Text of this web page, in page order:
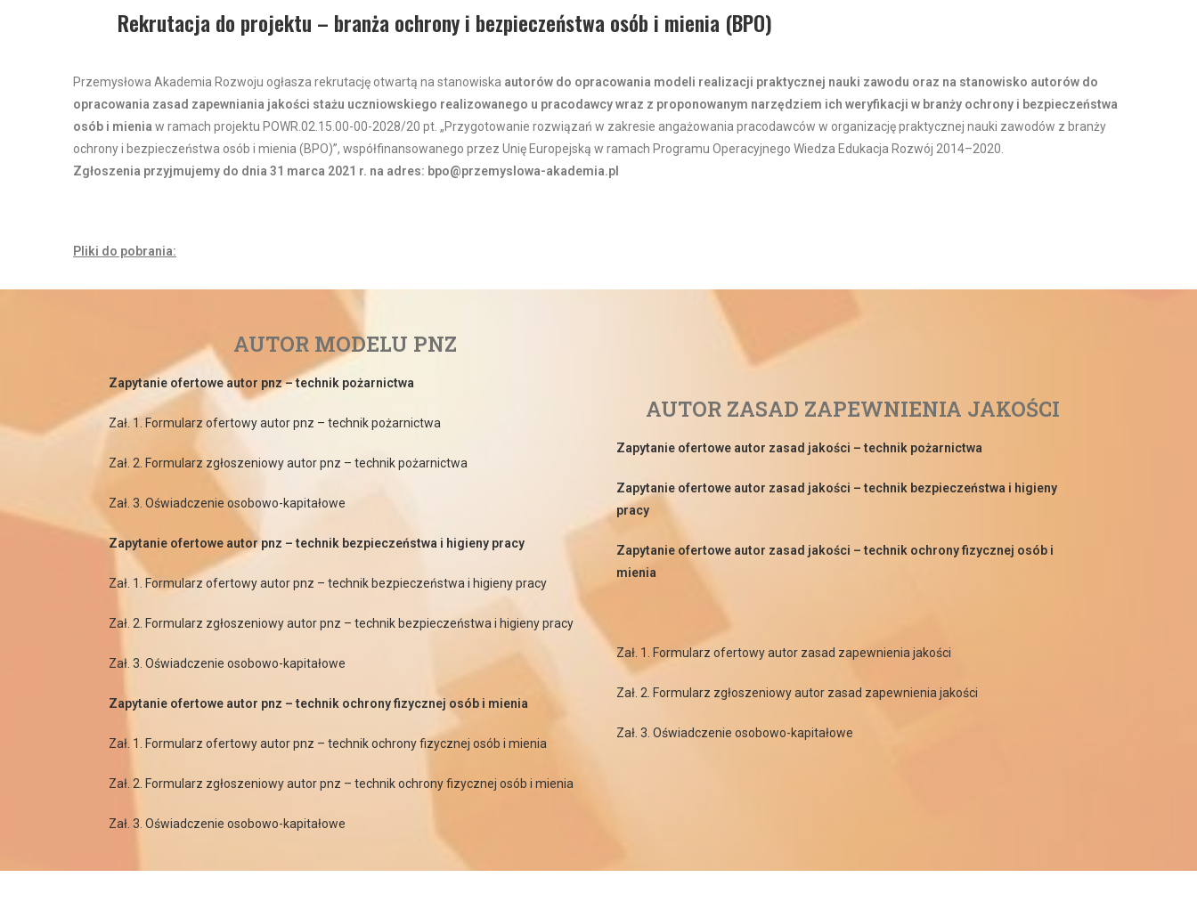
Rekrutacja do projektu – branża ochrony i bezpieczeństwa osób i mienia (BPO)
Przemysłowa Akademia Rozwoju ogłasza rekrutację otwartą na stanowiska autorów do opracowania modeli realizacji praktycznej nauki zawodu oraz na stanowisko autorów do
opracowania zasad zapewniania jakości stażu uczniowskiego realizowanego u pracodawcy wraz z proponowanym narzędziem ich weryfikacji w branży ochrony i bezpieczeństwa
osób i mienia w ramach projektu POWR.02.15.00-00-2028/20 pt. „Przygotowanie rozwiązań w zakresie angażowania pracodawców w organizację praktycznej nauki zawodów z branży
ochrony i bezpieczeństwa osób i mienia (BPO)”, współfinansowanego przez Unię Europejską w ramach Programu Operacyjnego Wiedza Edukacja Rozwój 2014–2020.
Zgłoszenia przyjmujemy do dnia 31 marca 2021 r. na adres: bpo@przemyslowa-akademia.pl
Pliki do pobrania:
AUTOR MODELU PNZ
Zapytanie ofertowe autor pnz – technik pożarnictwa
Zał. 1. Formularz ofertowy autor pnz – technik pożarnictwa
Zał. 2. Formularz zgłoszeniowy autor pnz – technik pożarnictwa
Zał. 3. Oświadczenie osobowo-kapitałowe
Zapytanie ofertowe autor pnz – technik bezpieczeństwa i higieny pracy
Zał. 1. Formularz ofertowy autor pnz – technik bezpieczeństwa i higieny pracy
Zał. 2. Formularz zgłoszeniowy autor pnz – technik bezpieczeństwa i higieny pracy
Zał. 3. Oświadczenie osobowo-kapitałowe
Zapytanie ofertowe autor pnz – technik ochrony fizycznej osób i mienia
Zał. 1. Formularz ofertowy autor pnz – technik ochrony fizycznej osób i mienia
Zał. 2. Formularz zgłoszeniowy autor pnz – technik ochrony fizycznej osób i mienia
Zał. 3. Oświadczenie osobowo-kapitałowe
AUTOR ZASAD ZAPEWNIENIA JAKOŚCI
Zapytanie ofertowe autor zasad jakości – technik pożarnictwa
Zapytanie ofertowe autor zasad jakości – technik bezpieczeństwa i higieny
pracy
Zapytanie ofertowe autor zasad jakości – technik ochrony fizycznej osób i
mienia
Zał. 1. Formularz ofertowy autor zasad zapewnienia jakości
Zał. 2. Formularz zgłoszeniowy autor zasad zapewnienia jakości
Zał. 3. Oświadczenie osobowo-kapitałowe